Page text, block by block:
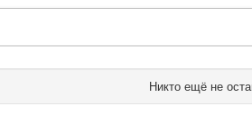
Никто ещё не